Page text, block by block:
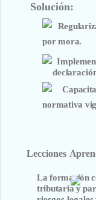
Solución:
por mora.
normativa
Lecciones
La formación
tributaria y